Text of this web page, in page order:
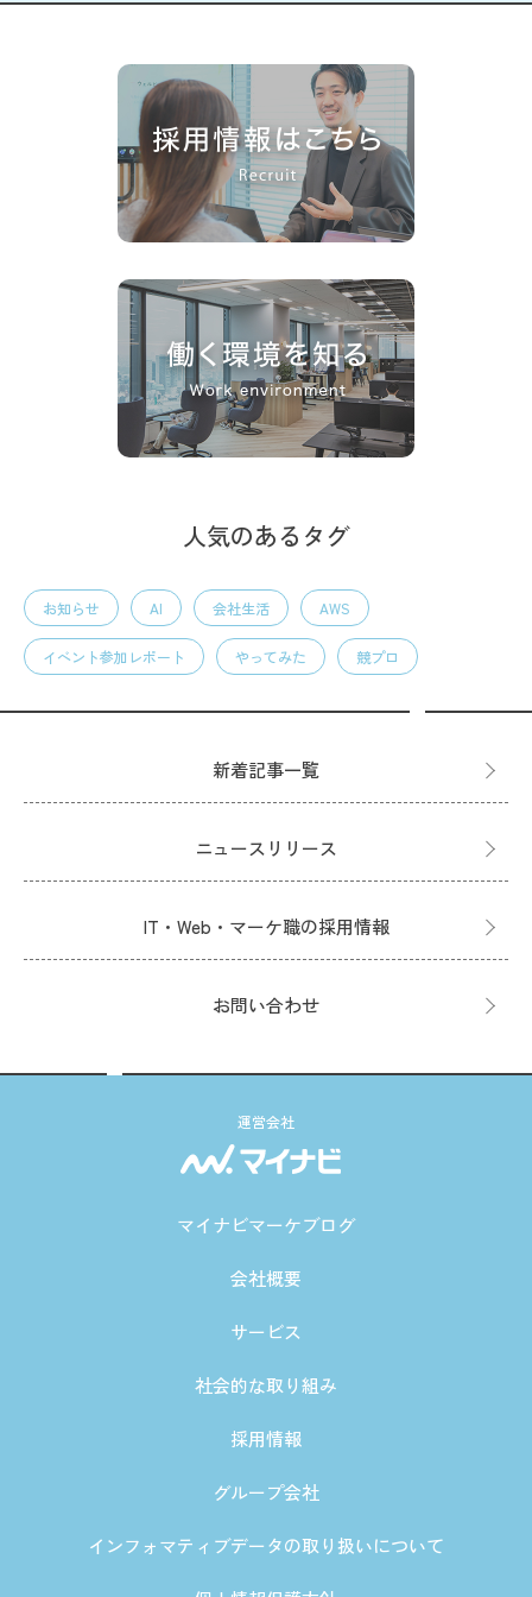
人気のあるタグ
お知らせ AI 会社生活 AWS
イベント参加レポート やってみた 競プロ
新着記事一覧
ニュースリリース
IT・Web・マーケ職の採用情報
お問い合わせ
運営会社
マイナビマーケブログ
会社概要
サービス
社会的な取り組み
採用情報
グループ会社
インフォマティブデータの取り扱いについて